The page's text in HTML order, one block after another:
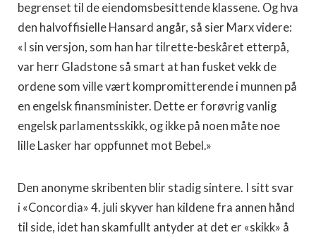
begrenset til de eiendomsbesittende klassene. Og hva
den halvoffisielle Hansard angår, så sier Marx videre:
«I sin versjon, som han har tilrette-beskåret etterpå,
var herr Gladstone så smart at han fusket vekk de
ordene som ville vært kompromitterende i munnen på
en engelsk finansminister. Dette er forøvrig vanlig
engelsk parlamentsskikk, og ikke på noen måte noe
lille Lasker har oppfunnet mot Bebel.»
Den anonyme skribenten blir stadig sintere. I sitt svar
i «Concordia» 4. juli skyver han kildene fra annen hånd
til side, idet han skamfullt antyder at det er «skikk» å